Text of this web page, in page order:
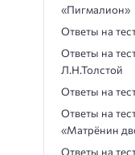
«Пигмалион»
Ответы на
Ответы на
Л.Н.Толстой
Ответы на
Ответы на
«Матрёнин
Ответы на